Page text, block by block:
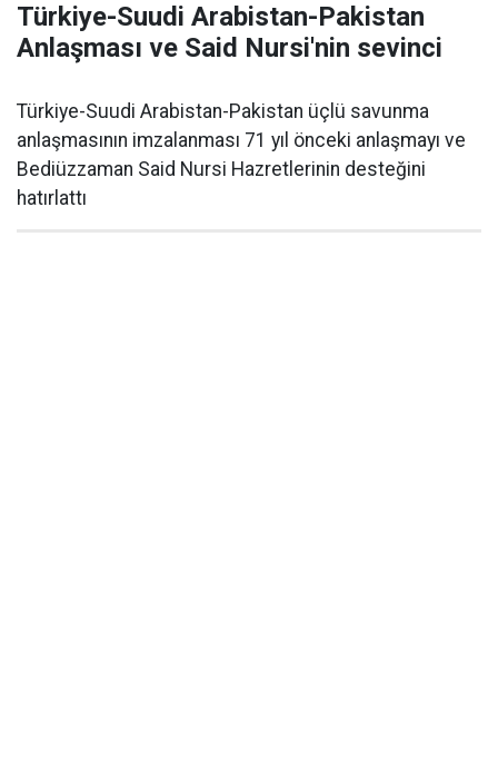
Türkiye-Suudi Arabistan-Pakistan
Anlaşması ve Said Nursi'nin sevinci
Türkiye-Suudi Arabistan-Pakistan üçlü savunma
anlaşmasının imzalanması 71 yıl önceki anlaşmayı ve
Bediüzzaman Said Nursi Hazretlerinin desteğini
hatırlattı